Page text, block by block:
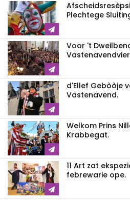
Plechtege
Voor 't
d'Ellef Gebòòje
Vastenavend.
Welkom Prins
Krabbegat.
11 Art zat
febrewarie ope.